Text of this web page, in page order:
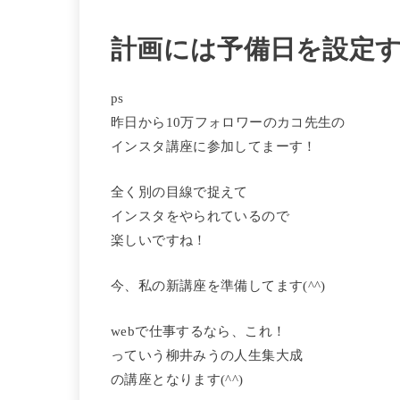
計画には予備日を設定
ps
昨日から10万フォロワーのカコ先生の
インスタ講座に参加してまーす！
全く別の目線で捉えて
インスタをやられているので
楽しいですね！
今、私の新講座を準備してます(^^)
webで仕事するなら、これ！
っていう柳井みうの人生集大成
の講座となります(^^)